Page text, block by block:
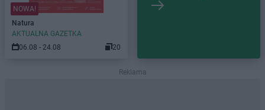
NOWA!
Natura
AKTUALNA GAZETKA
06.08 - 24.08
20
Reklama